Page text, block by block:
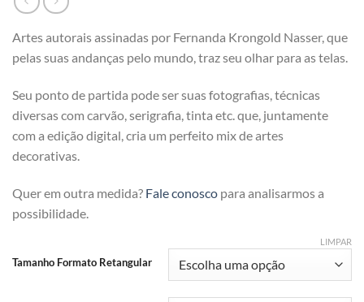
Artes autorais assinadas por Fernanda Krongold Nasser, que
pelas suas andanças pelo mundo, traz seu olhar para as telas.
Seu ponto de partida pode ser suas fotografias, técnicas
diversas com carvão, serigrafia, tinta etc. que, juntamente
com a edição digital, cria um perfeito mix de artes
decorativas.
Quer em outra medida? Fale conosco para analisarmos a
possibilidade.
Tamanho Formato Retangular
LIMPAR